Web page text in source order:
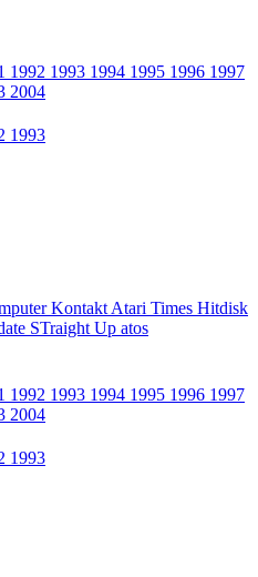
1992 1993 1994 1995 1996 1997
2004
1993
Kontakt Atari Times Hitdisk
STraight Up atos
1992 1993 1994 1995 1996 1997
2004
1993